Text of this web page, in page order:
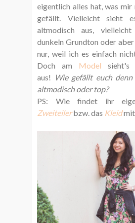
eigentlich alles hat, was mir
gefällt. Vielleicht sieht
altmodisch aus,
dunkeln Grundton oder
nur, weil ich es einfach
Doch am Model sieht's
aus! Wie gefällt euch
altmodisch oder top?
PS: Wie findet ihr
Zweiteilerbzw. das Kleidmit